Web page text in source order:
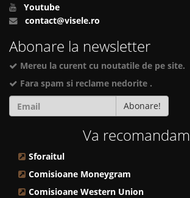
Youtube
contact@visele.ro
Abonare la newsletter
Mereu la curent cu noutatile de pe site.
Fara spam si reclame nedorite .
Abonare!
Va recomandam
Sforaitul
Comisioane Moneygram
Comisioane Western Union